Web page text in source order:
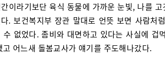
이라기보단 육식 동물에 가까운 눈빛, 나를
. 보건복지부 장관 말대로 언뜻 보면 사람처
수 없었다. 좀비와 대면하고 있다는 사실에 겁
고 어느새 돌봄교사가 얘기를 주도해나갔다.